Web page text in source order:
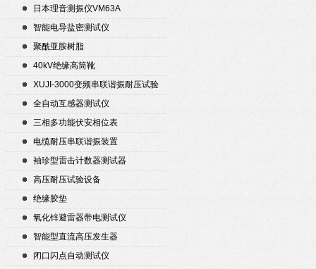
日本理音测振仪VM63A
智能电导盐密测试仪
聚酰亚胺树脂
40kV绝缘高筒靴
XUJI-3000变频串联谐振耐压试验
装置
全自动互感器测试仪
三相多功能伏安相位表
电缆耐压串联谐振装置
袖珍型雷击计数器测试器
高压耐压试验设备
绝缘胶垫
氧化锌避雷器带电测试仪
智能型直流高压发生器
闭口闪点自动测试仪